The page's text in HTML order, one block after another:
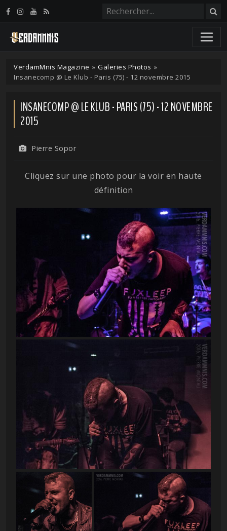
VerdamMnis Magazine » Galeries Photos »
Insanecomp @ Le Klub - Paris (75) - 12 novembre 2015
INSANECOMP @ LE KLUB - PARIS (75) - 12 NOVEMBRE
2015
Pierre Sopor
Cliquez sur une photo pour la voir en haute
définition
Panneau de gestion des cookies